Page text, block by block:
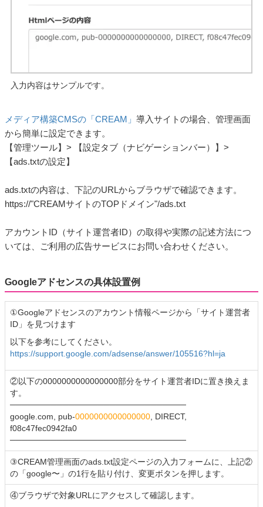
入力内容はサンプルです。
メディア構築CMSの「CREAM」 導入サイトの場合、管理画面
から簡単に設定できます。
【管理ツール】> 【設定タブ（ナビゲーションバー）】>
【ads.txtの設定】
ads.txtの内容は、下記のURLからブラウザで確認できます。
https://"CREAMサイトのTOPドメイン"/ads.txt
アカウントID（サイト運営者ID）の取得や実際の記述方法につ
いては、ご利用の広告サービスにお問い合わせください。
Googleアドセンスの具体設置例
①Googleアドセンスのアカウント情報ページから「サイト運営者
ID」を見つけます
以下を参考にしてください。
https://support.google.com/adsense/answer/105516?hl=ja
②以下の0000000000000000部分をサイト運営者IDに置き換えま
す。
──────────────────────────────
google.com, pub-0000000000000000, DIRECT,
f08c47fec0942fa0
──────────────────────────────
③CREAM管理画面のads.txt設定ページの入力フォームに、上記②
の「google〜」の1行を貼り付け、変更ボタンを押します。
④ブラウザで対象URLにアクセスして確認します。